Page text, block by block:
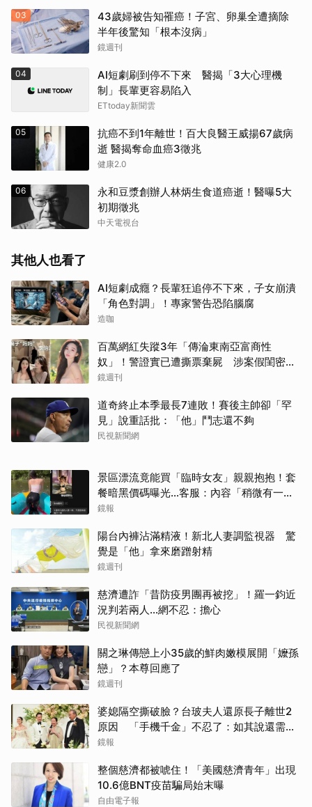
03
43歲婦被告知罹癌！子宮、卵巢全遭摘除
半年後驚知「根本沒病」
鏡週刊
04
AI短劇刷到停不下來 醫揭「3大心理機
制」長輩更容易陷入
ETtoday新聞雲
05
抗癌不到1年離世！百大良醫王威揚67歲病
逝 醫揭奪命血癌3徵兆
健康2.0
06
永和豆漿創辦人林炳生食道癌逝！醫曝5大
初期徵兆
中天電視台
其他人也看了
AI短劇成癮？長輩狂追停不下來，子女崩潰
「角色對調」！專家警告恐陷腦腐
造咖
百萬網紅失蹤3年「傳淪東南亞富商性
奴」！警證實已遭撕票棄屍 涉案假閨密近
況曝光
鏡週刊
道奇終止本季最長7連敗！賽後主帥卻「罕
見」說重話批：「他」鬥志還不夠
民視新聞網
景區漂流竟能買「臨時女友」親親抱抱！套
餐暗黑價碼曝光…客服：內容「稍微有一點
尺度」
鏡報
陽台內褲沾滿精液！新北人妻調監視器 驚
覺是「他」拿來磨蹭射精
鏡週刊
慈濟遭詐「昔防疫男團再被挖」！羅一鈞近
況判若兩人…網不忍：擔心
民視新聞網
關之琳傳戀上小35歲的鮮肉嫩模展開「嬤孫
戀」？本尊回應了
鏡週刊
婆媳隔空撕破臉？台玻夫人還原長子離世2
原因 「手機千金」不忍了：如其說還需要
離開嗎？
鏡報
整個慈濟都被唬住！「美國慈濟青年」出現
10.6億BNT疫苗騙局始末曝
自由電子報
取消